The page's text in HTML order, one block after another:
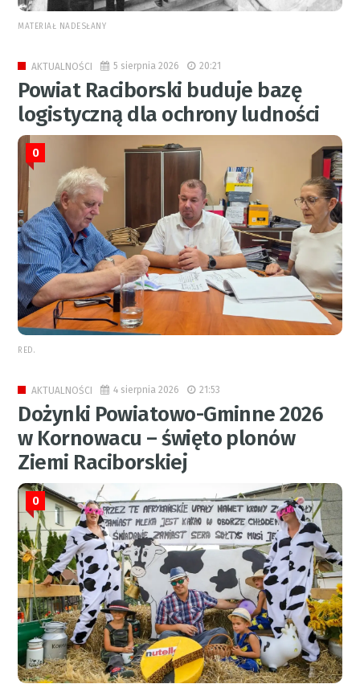
MATERIAŁ NADESŁANY
AKTUALNOŚCI 5 sierpnia 2026 20:21
Powiat Raciborski buduje bazę
logistyczną dla ochrony ludności
0
RED.
AKTUALNOŚCI 4 sierpnia 2026 21:53
Dożynki Powiatowo-Gminne 2026
w Kornowacu – święto plonów
Ziemi Raciborskiej
0